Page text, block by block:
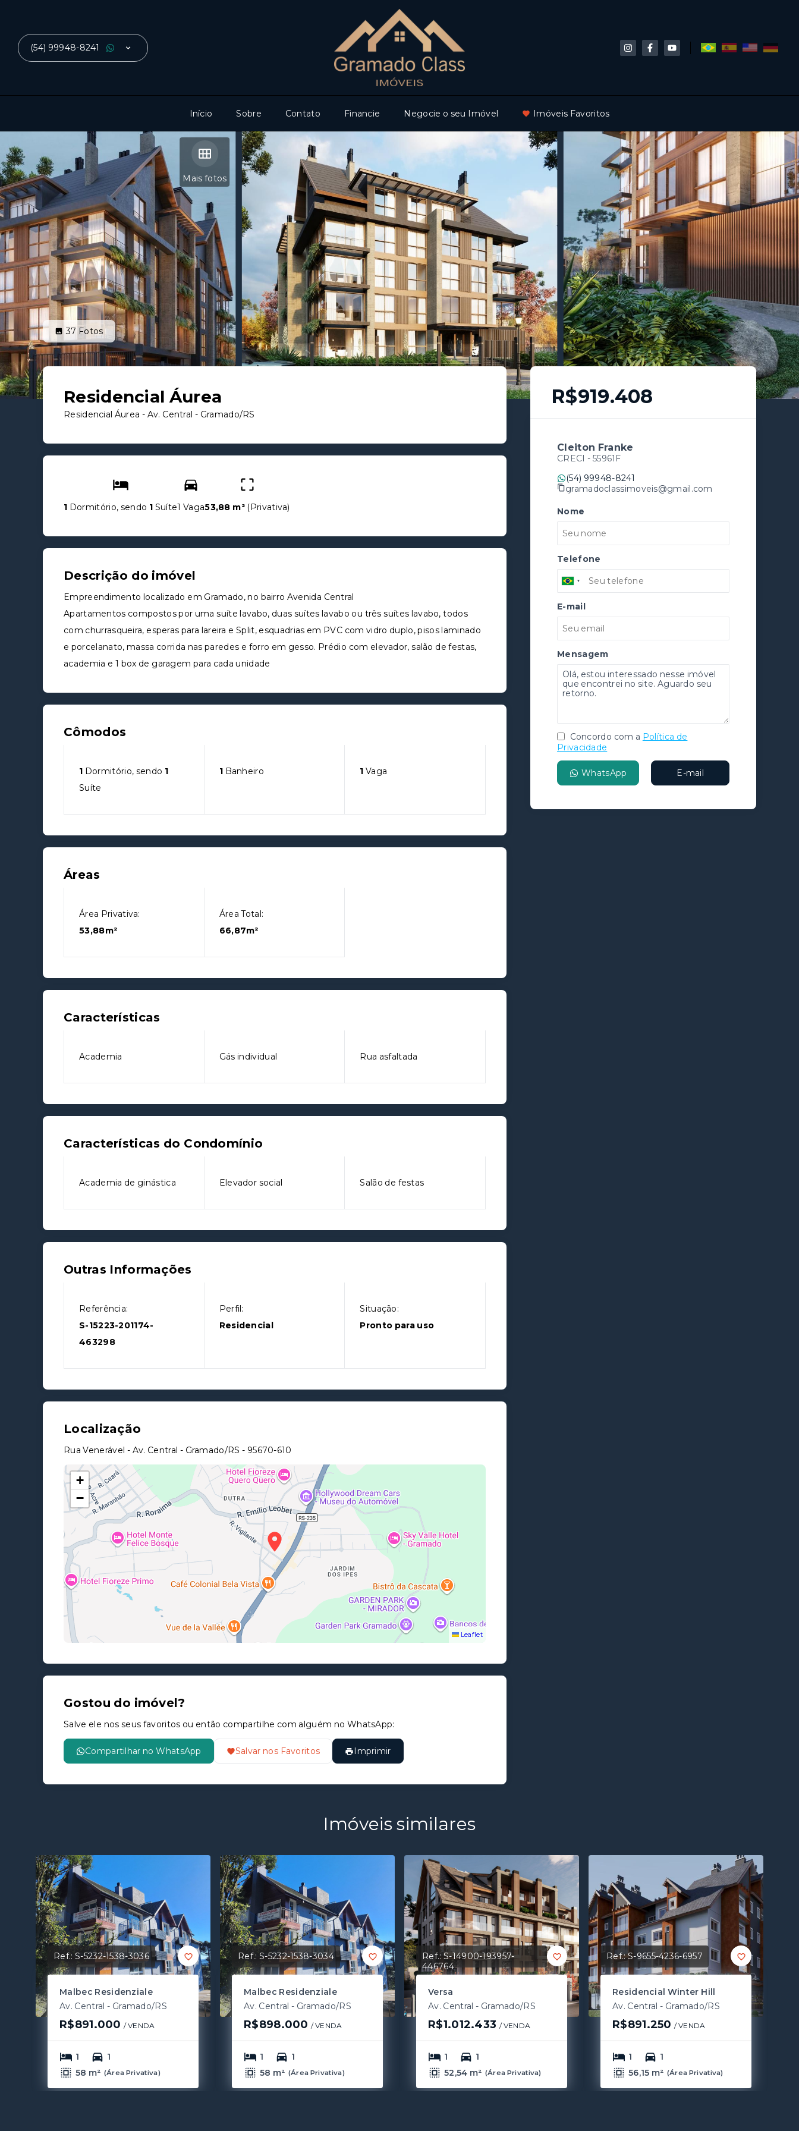
(54) 99948-8241
Início Sobre Contato Financie Negocie o seu Imóvel Imóveis Favoritos
Mais fotos
37 Fotos
Residencial Áurea
Residencial Áurea - Av. Central - Gramado/RS
1 Dormitório, sendo 1 Suíte1 Vaga53,88 m² (Privativa)
Descrição do imóvel
Empreendimento localizado em Gramado, no bairro Avenida Central
Apartamentos compostos por uma suíte lavabo, duas suítes lavabo ou três suítes lavabo, todos
com churrasqueira, esperas para lareira e Split, esquadrias em PVC com vidro duplo, pisos laminado
e porcelanato, massa corrida nas paredes e forro em gesso. Prédio com elevador, salão de festas,
academia e 1 box de garagem para cada unidade
Cômodos
1 Dormitório, sendo 1
Suíte
1Banheiro 1 Vaga
Áreas
Área Privativa:
53,88m²
Área Total:
66,87m²
Características
Academia Gás individual Rua asfaltada
Características do Condomínio
Academia de ginástica Elevador social Salão de festas
Outras Informações
Referência:
S-15223-201174-
463298
Perfil:
Residencial
Situação:
Pronto para uso
Localização
Rua Venerável - Av. Central - Gramado/RS - 95670-610
+
−
Leaflet
Gostou do imóvel?
Salve ele nos seus favoritos ou então compartilhe com alguém no WhatsApp:
Compartilhar no WhatsApp Salvar nos Favoritos Imprimir
R$919.408
Cleiton Franke
CRECI - 55961F
(54) 99948-8241
gramadoclassimoveis@gmail.com
Nome
Telefone
E-mail
Mensagem
Concordo com a Política de
Privacidade
WhatsApp E-mail
Imóveis similares
Ref.:S-5232-1538-3036
Malbec Residenziale
Av. Central - Gramado/RS
R$891.000 / VENDA
1
1
58 m² (Área Privativa)
Ref.:S-5232-1538-3034
Malbec Residenziale
Av. Central - Gramado/RS
R$898.000 / VENDA
1
1
58 m² (Área Privativa)
Ref.:S-14900-193957-
446764
Versa
Av. Central - Gramado/RS
R$1.012.433 / VENDA
1
1
52,54 m² (Área Privativa)
Ref.:S-9655-4236-6957
Residencial Winter Hill
Av. Central - Gramado/RS
R$891.250 / VENDA
1
1
56,15 m² (Área Privativa)